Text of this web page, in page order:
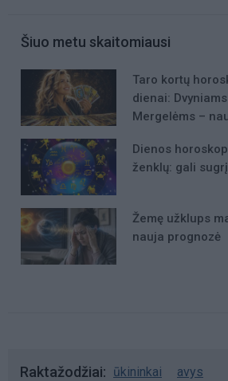
Šiuo metu skaitomiausi
Taro kortų
dienai:
Mergelėms –
Dienos
ženklų: gali
Žemę užklups
nauja prognozė
Raktažodžiai ūkininkai avys